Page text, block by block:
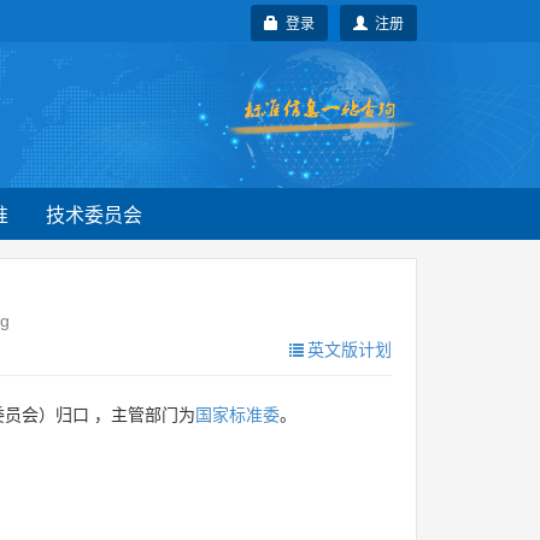
注册
登录
技术委员会
英文版计划
会）归口 ，主管部门为国家标准委。